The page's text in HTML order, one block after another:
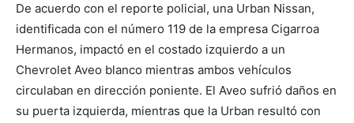
De acuerdo con el reporte policial, una Urban Nissan,
identificada con el número 119 de la empresa Cigarroa
Hermanos, impactó en el costado izquierdo a un
Chevrolet Aveo blanco mientras ambos vehículos
circulaban en dirección poniente. El Aveo sufrió daños en
su puerta izquierda, mientras que la Urban resultó con